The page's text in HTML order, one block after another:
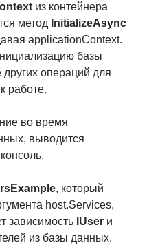
из контейнера
метод InitializeAsync
applicationContext.
базы
операций для
работе.
во время
выводится
, который
host.Services,
зависимость IUser и
из базы данных.